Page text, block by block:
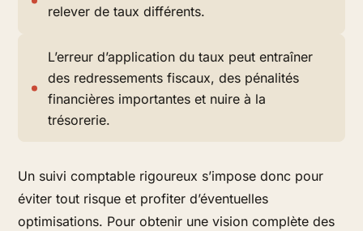
relever de taux différents.
L’erreur d’application du taux peut entraîner
des redressements fiscaux, des pénalités
financières importantes et nuire à la
trésorerie.
Un suivi comptable rigoureux s’impose donc pour
éviter tout risque et profiter d’éventuelles
optimisations. Pour obtenir une vision complète des